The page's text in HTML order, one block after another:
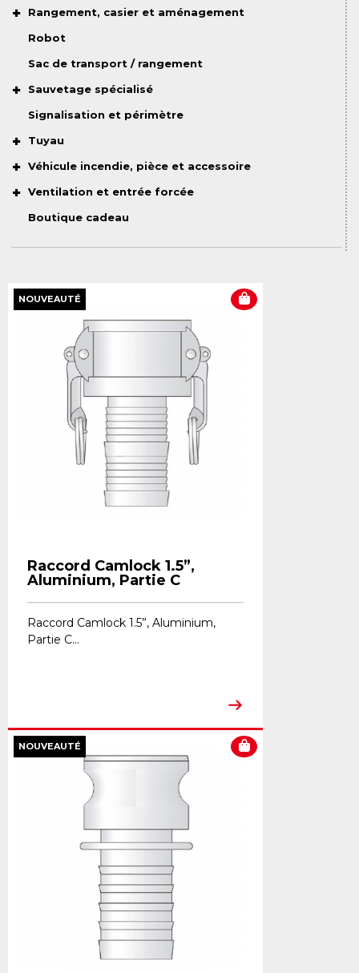
Rangement, casier et aménagement
Robot
Sac de transport / rangement
Sauvetage spécialisé
Signalisation et périmètre
Tuyau
Véhicule incendie, pièce et accessoire
Ventilation et entrée forcée
Boutique cadeau
NOUVEAUTÉ
Raccord Camlock 1.5”,
Aluminium, Partie C
Raccord Camlock 1.5”, Aluminium,
Partie C...
NOUVEAUTÉ